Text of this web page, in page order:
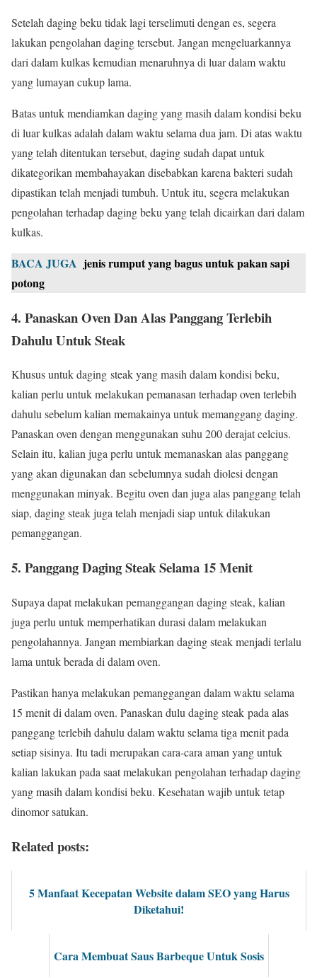
Setelah daging beku tidak lagi terselimuti dengan es, segera
lakukan pengolahan daging tersebut. Jangan mengeluarkannya
dari dalam kulkas kemudian menaruhnya di luar dalam waktu
yang lumayan cukup lama.
Batas untuk mendiamkan daging yang masih dalam kondisi beku
di luar kulkas adalah dalam waktu selama dua jam. Di atas waktu
yang telah ditentukan tersebut, daging sudah dapat untuk
dikategorikan membahayakan disebabkan karena bakteri sudah
dipastikan telah menjadi tumbuh. Untuk itu, segera melakukan
pengolahan terhadap daging beku yang telah dicairkan dari dalam
kulkas.
BACA JUGA jenis rumput yang bagus untuk pakan sapi
potong
4. Panaskan Oven Dan Alas Panggang Terlebih
Dahulu Untuk Steak
Khusus untuk daging steak yang masih dalam kondisi beku,
kalian perlu untuk melakukan pemanasan terhadap oven terlebih
dahulu sebelum kalian memakainya untuk memanggang daging.
Panaskan oven dengan menggunakan suhu 200 derajat celcius.
Selain itu, kalian juga perlu untuk memanaskan alas panggang
yang akan digunakan dan sebelumnya sudah diolesi dengan
menggunakan minyak. Begitu oven dan juga alas panggang telah
siap, daging steak juga telah menjadi siap untuk dilakukan
pemanggangan.
5. Panggang Daging Steak Selama 15 Menit
Supaya dapat melakukan pemanggangan daging steak, kalian
juga perlu untuk memperhatikan durasi dalam melakukan
pengolahannya. Jangan membiarkan daging steak menjadi terlalu
lama untuk berada di dalam oven.
Pastikan hanya melakukan pemanggangan dalam waktu selama
15 menit di dalam oven. Panaskan dulu daging steak pada alas
panggang terlebih dahulu dalam waktu selama tiga menit pada
setiap sisinya. Itu tadi merupakan cara-cara aman yang untuk
kalian lakukan pada saat melakukan pengolahan terhadap daging
yang masih dalam kondisi beku. Kesehatan wajib untuk tetap
dinomor satukan.
Related posts:
5 Manfaat Kecepatan Website dalam SEO yang Harus
Diketahui!
Cara Membuat Saus Barbeque Untuk Sosis